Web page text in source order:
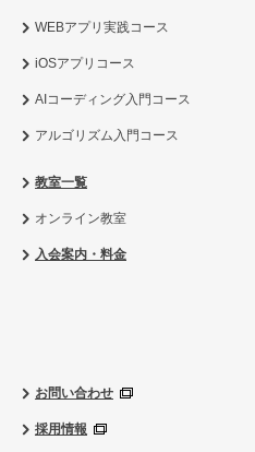
WEBアプリ実践コース
iOSアプリコース
AIコーディング入門コース
アルゴリズム入門コース
教室一覧
オンライン教室
入会案内・料金
お問い合わせ
採用情報